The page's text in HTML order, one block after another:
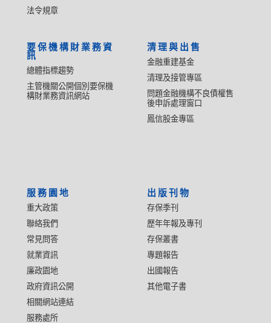
法令規章
要保機構財業務資
訊
總體指標趨勢
主管機關公開個別要保機
構財業務資訊網站
清理與出售
金融重建基金
清理及接管專區
問題金融機構不良債權售
後申訴處理窗口
鳳信股金專區
服務園地
重大政策
聯絡我們
常見問答
就業資訊
廉政園地
政府資訊公開
相關網站連結
服務處所
出版刊物
存保季刊
歷年年報及專刊
存保叢書
專題報告
出國報告
其他電子書